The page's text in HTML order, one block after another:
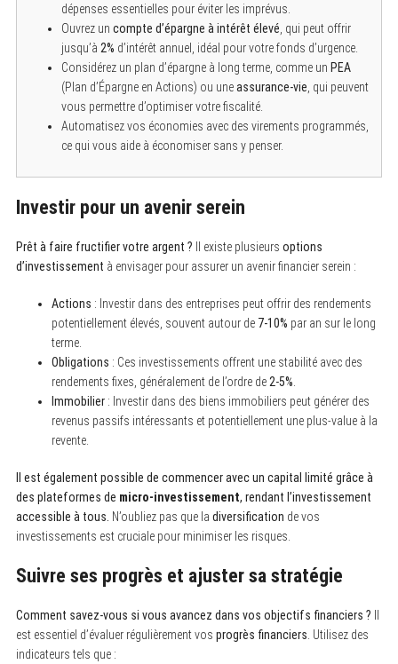
dépenses essentielles pour éviter les imprévus.
Ouvrez un compte d’épargne à intérêt élevé, qui peut offrir
jusqu’à 2% d’intérêt annuel, idéal pour votre fonds d’urgence.
Considérez un plan d’épargne à long terme, comme un PEA
(Plan d’Épargne en Actions) ou uneassurance-vie, qui peuvent
vous permettre d’optimiser votre fiscalité.
Automatisez vos économies avec des virements programmés,
ce qui vous aide à économiser sans y penser.
Investir pour un avenir serein
Prêt à faire fructifier votre argent ? Il existe plusieurs options
d’investissement à envisager pour assurer un avenir financier serein :
Actions : Investir dans des entreprises peut offrir des rendements
potentiellement élevés, souvent autour de 7-10% par an sur le long
terme.
Obligations : Ces investissements offrent une stabilité avec des
rendements fixes, généralement de l’ordre de2-5%.
Immobilier: Investir dans des biens immobiliers peut générer des
revenus passifs intéressants et potentiellement une plus-value à la
revente.
Il est également possible de commencer avec un capital limité grâce à
des plateformes de micro-investissement, rendant l’investissement
accessible à tous. N’oubliez pas que la diversification de vos
investissements est cruciale pour minimiser les risques.
Suivre ses progrès et ajuster sa stratégie
Comment savez-vous si vous avancez dans vos objectifs financiers ?
est essentiel d’évaluer régulièrement vos progrès financiers. Utilisez des
indicateurs tels que :